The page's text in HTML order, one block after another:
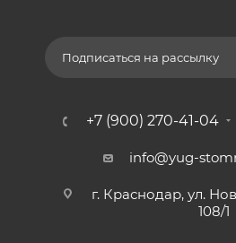
Подписаться на рассылку
+7 (900) 270-41-04
info@yug-
г. Краснодар, ул.
108/1